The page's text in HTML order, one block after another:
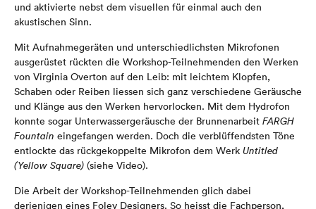
und aktivierte nebst dem visuellen für einmal auch den
akustischen Sinn.
Mit Aufnahmegeräten und unterschiedlichsten Mikrofonen
ausgerüstet rückten die Workshop-Teilnehmenden den Werken
von Virginia Overton auf den Leib: mit leichtem Klopfen,
Schaben oder Reiben liessen sich ganz verschiedene Geräusche
und Klänge aus den Werken hervorlocken. Mit dem Hydrofon
konnte sogar Unterwassergeräusche der Brunnenarbeit FARGH
Fountain eingefangen werden. Doch die verblüffendsten Töne
entlockte das rückgekoppelte Mikrofon dem Werk Untitled
(Yellow Square) (siehe Video).
Die Arbeit der Workshop-Teilnehmenden glich dabei
derjenigen eines Foley Designers. So heisst die Fachperson,